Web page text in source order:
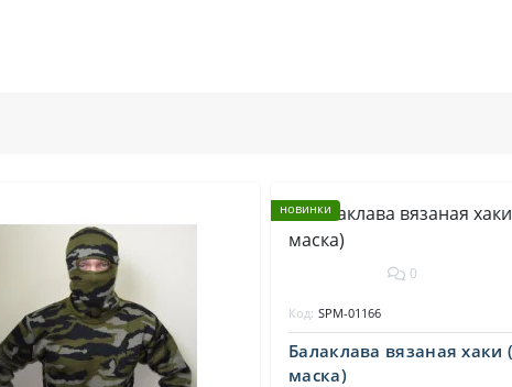
новинки
0
Балаклава вязаная
маска)
Код: SPM-01166